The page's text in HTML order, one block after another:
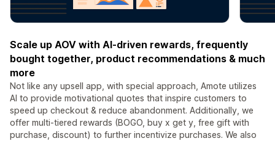
Scale up AOV with AI-driven rewards, frequently
bought together, product recommendations & much
more
Not like any upsell app, with special approach, Amote utilizes
AI to provide motivational quotes that inspire customers to
speed up checkout & reduce abandonment. Additionally, we
offer multi-tiered rewards (BOGO, buy x get y, free gift with
purchase, discount) to further incentivize purchases. We also